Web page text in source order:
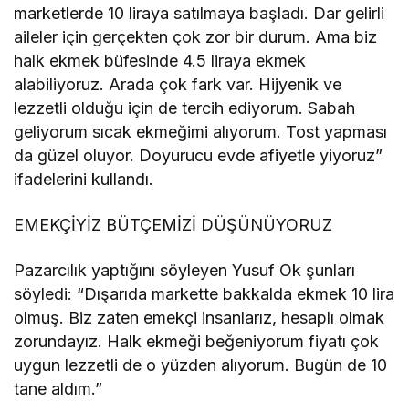
marketlerde 10 liraya satılmaya başladı. Dar gelirli
aileler için gerçekten çok zor bir durum. Ama biz
halk ekmek büfesinde 4.5 liraya ekmek
alabiliyoruz. Arada çok fark var. Hijyenik ve
lezzetli olduğu için de tercih ediyorum. Sabah
geliyorum sıcak ekmeğimi alıyorum. Tost yapması
da güzel oluyor. Doyurucu evde afiyetle yiyoruz”
ifadelerini kullandı.
EMEKÇİYİZ BÜTÇEMİZİ DÜŞÜNÜYORUZ
Pazarcılık yaptığını söyleyen Yusuf Ok şunları
söyledi: “Dışarıda markette bakkalda ekmek 10 lira
olmuş. Biz zaten emekçi insanlarız, hesaplı olmak
zorundayız. Halk ekmeği beğeniyorum fiyatı çok
uygun lezzetli de o yüzden alıyorum. Bugün de 10
tane aldım.”